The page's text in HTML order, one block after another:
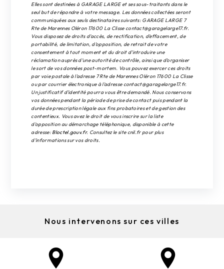
Elles sont destinées à GARAGE LARGE et ses sous-traitants dans le
seul but de répondre à votre message. Les données collectées seront
communiquées aux seuls destinataires suivants: GARAGE LARGE 7
Rte de Marennes Oléron 17600 La Clisse contact@garagelarge17.fr.
Vous disposez de droits d’accès, de rectification, d’effacement, de
portabilité, de limitation, d’opposition, de retrait de votre
consentement à tout moment et du droit d’introduire une
réclamation auprès d’une autorité de contrôle, ainsi que d’organiser
le sort de vos données post-mortem. Vous pouvez exercer ces droits
par voie postale à l'adresse 7 Rte de Marennes Oléron 17600 La Clisse
ou par courrier électronique à l'adresse contact@garagelarge17.fr.
Un justificatif d'identité pourra vous être demandé. Nous conservons
vos données pendant la période de prise de contact puis pendant la
durée de prescription légale aux fins probatoires et de gestion des
contentieux. Vous avez le droit de vous inscrire sur la liste
d'opposition au démarchage téléphonique, disponible à cette
adresse: Bloctel.gouv.fr. Consultez le site cnil.fr pour plus
d’informations sur vos droits.
Nous intervenons sur ces villes